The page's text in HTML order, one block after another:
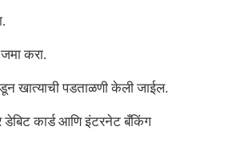
करा.
खात्याची पडताळणी केली जाईल.
कार्ड आणि इंटरनेट बँकिंग